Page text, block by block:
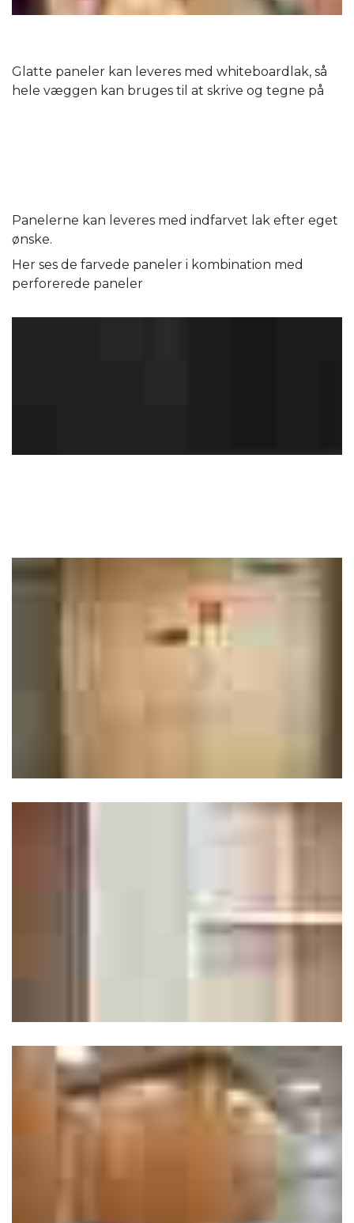
Glatte paneler kan leveres med whiteboardlak, så
hele væggen kan bruges til at skrive og tegne på
Panelerne kan leveres med indfarvet lak efter eget
ønske.
Her ses de farvede paneler i kombination med
perforerede paneler